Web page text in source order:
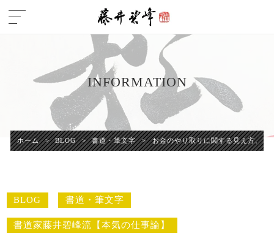
INFORMATION
ホーム > BLOG > 書道・筆文字 > お金のやり取りに関する見え方。「
BLOG 書道・筆文字
書道家藤井碧峰流【本気の仕事論】